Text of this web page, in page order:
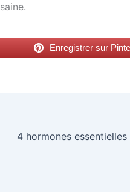
Enregistrer sur
4 hormones